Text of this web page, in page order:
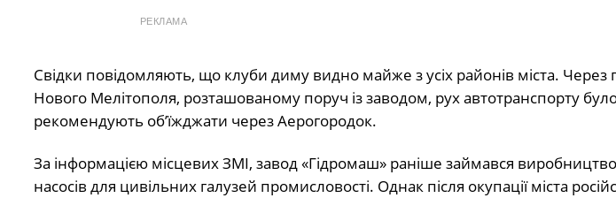
РЕКЛАМА
Свідки повідомляють, що клуби диму видно майже з усіх районів міста. Через
Нового Мелітополя, розташованому поруч із заводом, рух автотранспорту
рекомендують об’їжджати через Аерогородок.
За інформацією місцевих ЗМІ, завод «Гідромаш» раніше займався
насосів для цивільних галузей промисловості. Однак після окупації міста